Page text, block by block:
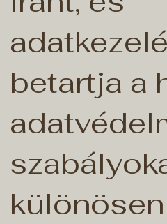
betartja a